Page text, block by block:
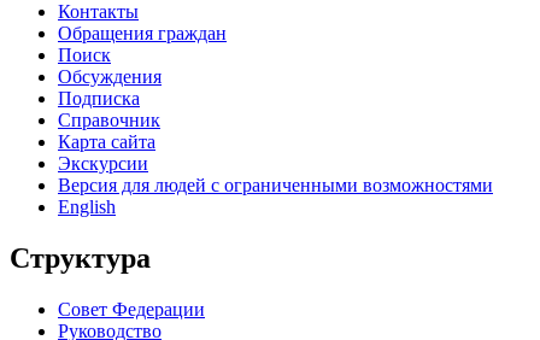
Контакты
Обращения граждан
Поиск
Обсуждения
Подписка
Справочник
Карта сайта
Экскурсии
Версия для людей с ограниченными возможностями
English
Структура
Совет Федерации
Руководство